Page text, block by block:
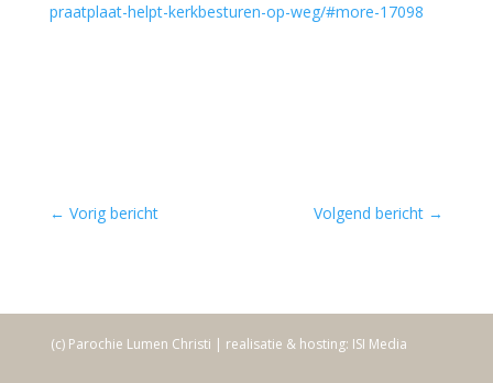
praatplaat-helpt-kerkbesturen-op-weg/#more-17098
← Vorig bericht Volgend bericht →
(c) Parochie Lumen Christi | realisatie & hosting: ISI Media